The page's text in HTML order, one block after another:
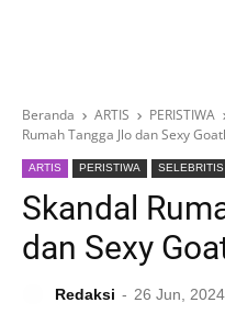
Beranda ARTIS PERISTIWA
Rumah Tangga Jlo dan Sexy
ARTIS PERISTIWA SELEBRITIS
Skandal
dan Sexy
Redaksi 26 Jun, 2024